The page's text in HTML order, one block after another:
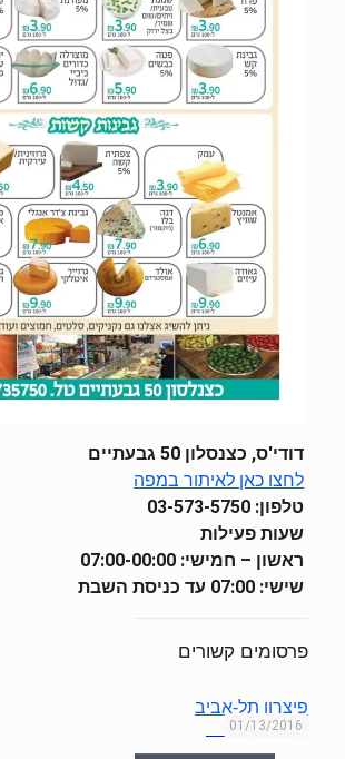
דודי'ס, כצנסלון 50 גבעתיים
לחצו כאן לאיתור במפה
טלפון: 03-573-5750
שעות פעילות
ראשון – חמישי: 07:00-00:00
שישי: 07:00 עד כניסת השבת
פרסומים קשורים
01/13/2016
פיצרון תל-אביב